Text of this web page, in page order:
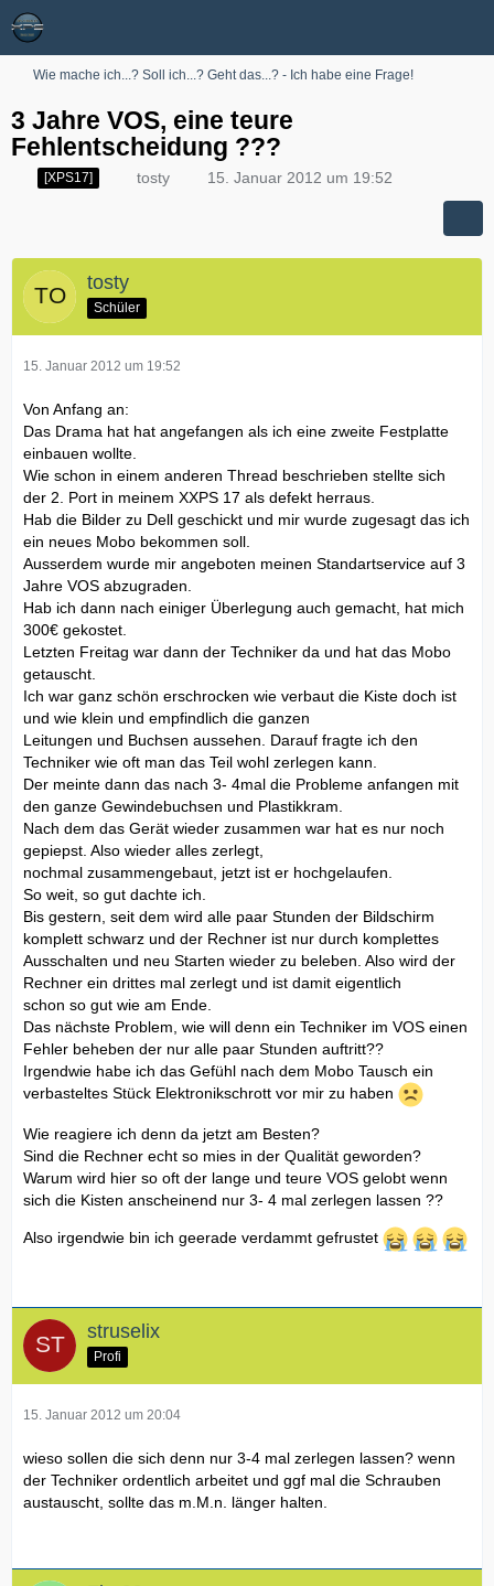
Wie mache ich...? Soll ich...? Geht das...? - Ich habe eine Frage!
3 Jahre VOS, eine teure
Fehlentscheidung ???
[XPS17] tosty 15. Januar 2012 um 19:52
tosty
Schüler
15. Januar 2012 um 19:52
Von Anfang an:
Das Drama hat hat angefangen als ich eine zweite Festplatte
einbauen wollte.
Wie schon in einem anderen Thread beschrieben stellte sich
der 2. Port in meinem XXPS 17 als defekt herraus.
Hab die Bilder zu Dell geschickt und mir wurde zugesagt das ich
ein neues Mobo bekommen soll.
Ausserdem wurde mir angeboten meinen Standartservice auf 3
Jahre VOS abzugraden.
Hab ich dann nach einiger Überlegung auch gemacht, hat mich
300€ gekostet.
Letzten Freitag war dann der Techniker da und hat das Mobo
getauscht.
Ich war ganz schön erschrocken wie verbaut die Kiste doch ist
und wie klein und empfindlich die ganzen
Leitungen und Buchsen aussehen. Darauf fragte ich den
Techniker wie oft man das Teil wohl zerlegen kann.
Der meinte dann das nach 3- 4mal die Probleme anfangen mit
den ganze Gewindebuchsen und Plastikkram.
Nach dem das Gerät wieder zusammen war hat es nur noch
gepiepst. Also wieder alles zerlegt,
nochmal zusammengebaut, jetzt ist er hochgelaufen.
So weit, so gut dachte ich.
Bis gestern, seit dem wird alle paar Stunden der Bildschirm
komplett schwarz und der Rechner ist nur durch komplettes
Ausschalten und neu Starten wieder zu beleben. Also wird der
Rechner ein drittes mal zerlegt und ist damit eigentlich
schon so gut wie am Ende.
Das nächste Problem, wie will denn ein Techniker im VOS einen
Fehler beheben der nur alle paar Stunden auftritt??
Irgendwie habe ich das Gefühl nach dem Mobo Tausch ein
verbasteltes Stück Elektronikschrott vor mir zu haben
Wie reagiere ich denn da jetzt am Besten?
Sind die Rechner echt so mies in der Qualität geworden?
Warum wird hier so oft der lange und teure VOS gelobt wenn
sich die Kisten anscheinend nur 3- 4 mal zerlegen lassen ??
Also irgendwie bin ich geerade verdammt gefrustet
struselix
Profi
15. Januar 2012 um 20:04
wieso sollen die sich denn nur 3-4 mal zerlegen lassen? wenn
der Techniker ordentlich arbeitet und ggf mal die Schrauben
austauscht, sollte das m.M.n. länger halten.